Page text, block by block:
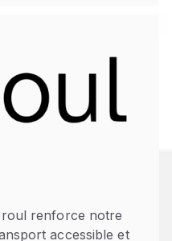
renforce notre
accessible et